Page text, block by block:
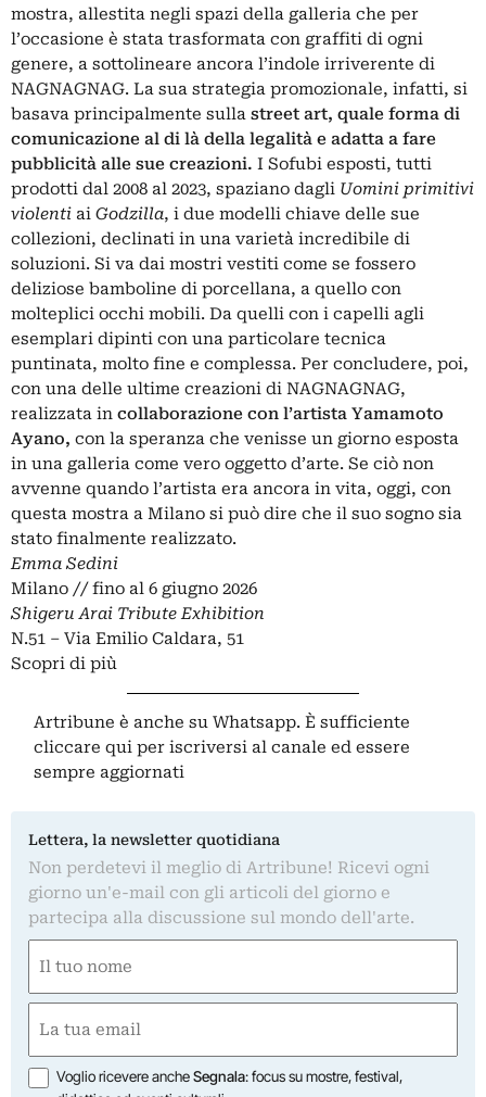
mostra, allestita negli spazi della galleria che per
l’occasione è stata trasformata con graffiti di ogni
genere, a sottolineare ancora l’indole irriverente di
NAGNAGNAG. La sua strategia promozionale, infatti, si
basava principalmente sulla street art, quale forma di
comunicazione al di là della legalità e adatta a fare
pubblicità alle sue creazioni. I Sofubi esposti, tutti
prodotti dal 2008 al 2023, spaziano dagli Uomini primitivi
violenti ai Godzilla, i due modelli chiave delle sue
collezioni, declinati in una varietà incredibile di
soluzioni. Si va dai mostri vestiti come se fossero
deliziose bamboline di porcellana, a quello con
molteplici occhi mobili. Da quelli con i capelli agli
esemplari dipinti con una particolare tecnica
puntinata, molto fine e complessa. Per concludere, poi,
con una delle ultime creazioni di NAGNAGNAG,
realizzata in collaborazione con l’artista Yamamoto
Ayano, con la speranza che venisse un giorno esposta
in una galleria come vero oggetto d’arte. Se ciò non
avvenne quando l’artista era ancora in vita, oggi, con
questa mostra a Milano si può dire che il suo sogno sia
stato finalmente realizzato.
Emma Sedini
Milano // fino al 6 giugno 2026
Shigeru Arai Tribute Exhibition
N.51 – Via Emilio Caldara, 51
Scopri di più
Artribune è anche su Whatsapp. È sufficiente
cliccare qui per iscriversi al canale ed essere
sempre aggiornati
Lettera, la newsletter quotidiana
Non perdetevi il meglio di Artribune! Ricevi ogni
giorno un'e-mail con gli articoli del giorno e
partecipa alla discussione sul mondo dell'arte.
(Required)
First
(Required)
Opzioni
Voglio ricevere ancheSegnala: focus su mostre, festival,